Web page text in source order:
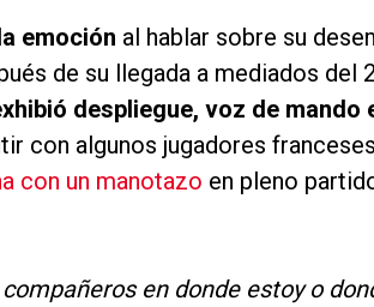
emoción al hablar sobre su
de su llegada a mediados del
despliegue, voz de mando
con algunos jugadores
con un manotazo en pleno
en donde estoy o